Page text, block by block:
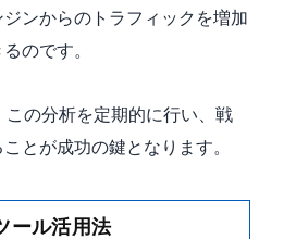
ンからのトラフィックを増加
のです。
この分析を定期的に行い、戦
とが成功の鍵となります。
ール活用法